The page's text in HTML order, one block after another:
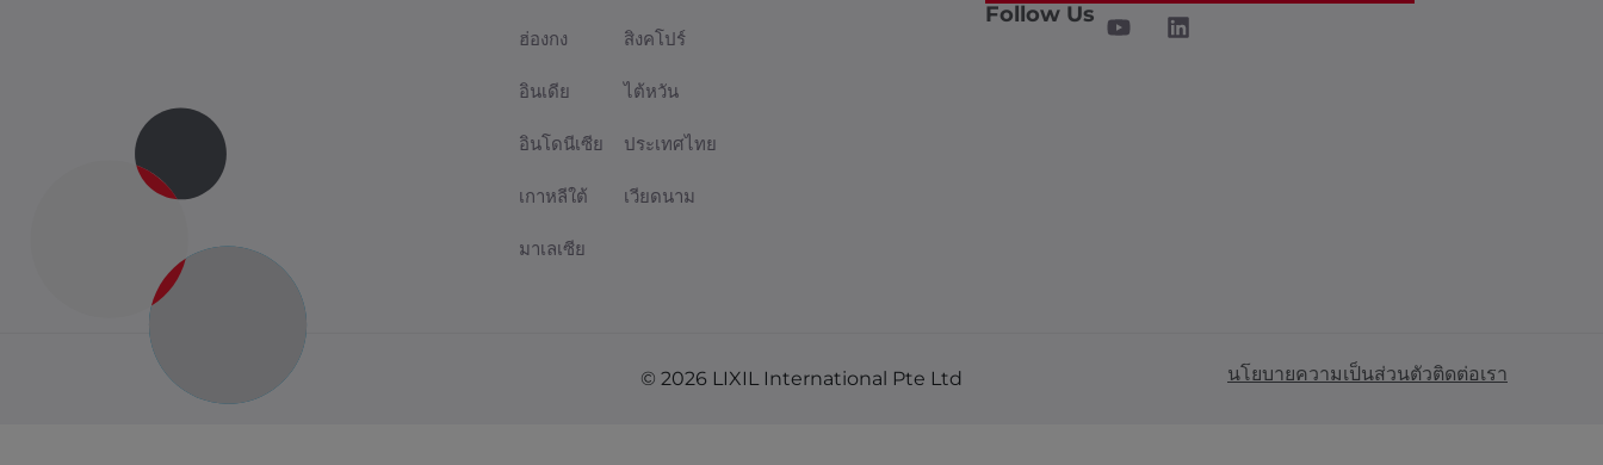
ฮ่องกง
อินเดีย
อินโดนีเซีย
เกาหลีใต้
มาเลเซีย
สิงคโปร์
ไต้หวัน
ประเทศไทย
เวียดนาม
Follow Us
© 2026 LIXIL International Pte Ltd นโยบายความเป็นส่วนตัวติดต่อเรา